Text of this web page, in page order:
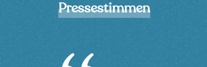
Pressestimmen